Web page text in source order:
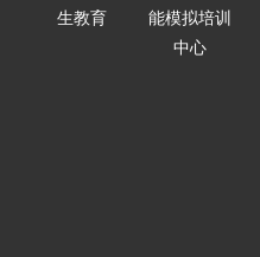
生教育
能模拟培训
中心